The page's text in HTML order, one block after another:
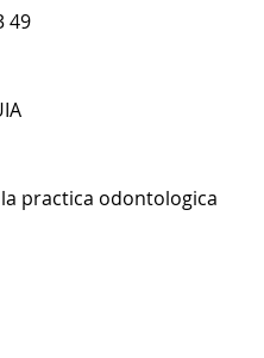
49
practica odontologica